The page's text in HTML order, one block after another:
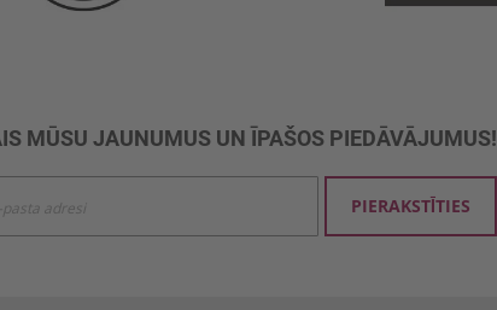
MŪSU JAUNUMUS UN ĪPAŠOS PIEDĀVĀJUMUS!
PIERAKSTĪTIES